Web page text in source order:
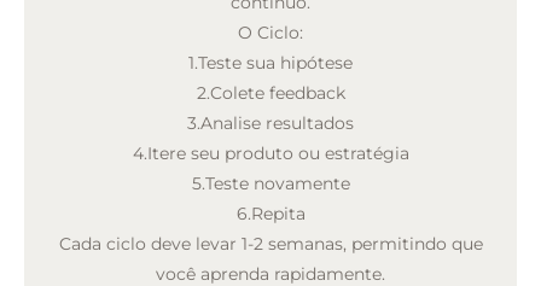
O Ciclo:
1.Teste sua hipótese
2.Colete feedback
3.Analise resultados
4.Itere seu produto ou estratégia
5.Teste novamente
6.Repita
Cada ciclo deve levar 1-2 semanas, permitindo que
você aprenda rapidamente.